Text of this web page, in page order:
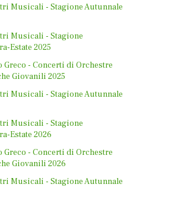
Musicali - Stagione Autunnale
Musicali - Stagione
Estate 2025
Greco - Concerti di Orchestre
Giovanili 2025
Musicali - Stagione Autunnale
Musicali - Stagione
Estate 2026
Greco - Concerti di Orchestre
Giovanili 2026
Musicali - Stagione Autunnale